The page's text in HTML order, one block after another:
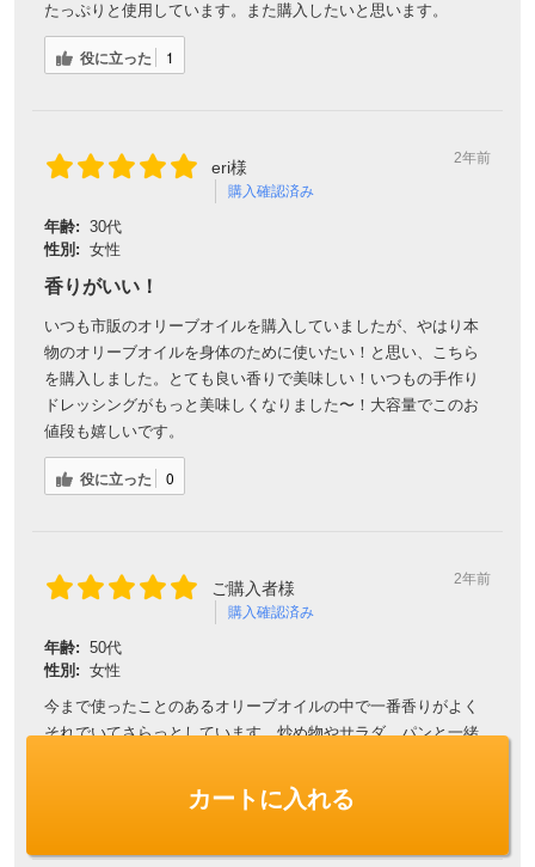
たっぷりと使用しています。また購入したいと思います。
役に立った 1
eri様
購入確認済み
2年前
年齢: 30代
性別: 女性
香りがいい！
いつも市販のオリーブオイルを購入していましたが、やはり本
物のオリーブオイルを身体のために使いたい！と思い、こちら
を購入しました。とても良い香りで美味しい！いつもの手作り
ドレッシングがもっと美味しくなりました〜！大容量でこのお
値段も嬉しいです。
役に立った 0
ご購入者様
購入確認済み
2年前
年齢: 50代
性別: 女性
今まで使ったことのあるオリーブオイルの中で一番香りがよく
それでいてさらっとしています。炒め物やサラダ、パンと一緒
カートに入れる